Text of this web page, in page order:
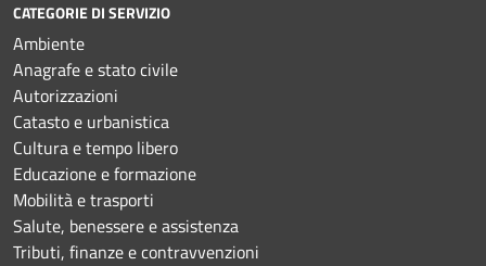
CATEGORIE DI SERVIZIO
Ambiente
Anagrafe e stato civile
Autorizzazioni
Catasto e urbanistica
Cultura e tempo libero
Educazione e formazione
Mobilità e trasporti
Salute, benessere e assistenza
Tributi, finanze e contravvenzioni